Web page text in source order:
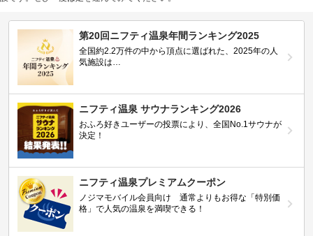
第20回ニフティ温泉年間ランキング2025
全国約2.2万件の中から頂点に選ばれた、2025年の人
気施設は…
ニフティ温泉 サウナランキング2026
おふろ好きユーザーの投票により、全国No.1サウナが
決定！
ニフティ温泉プレミアムクーポン
ノジマモバイル会員向け 通常よりもお得な「特別価
格」で人気の温泉を満喫できる！